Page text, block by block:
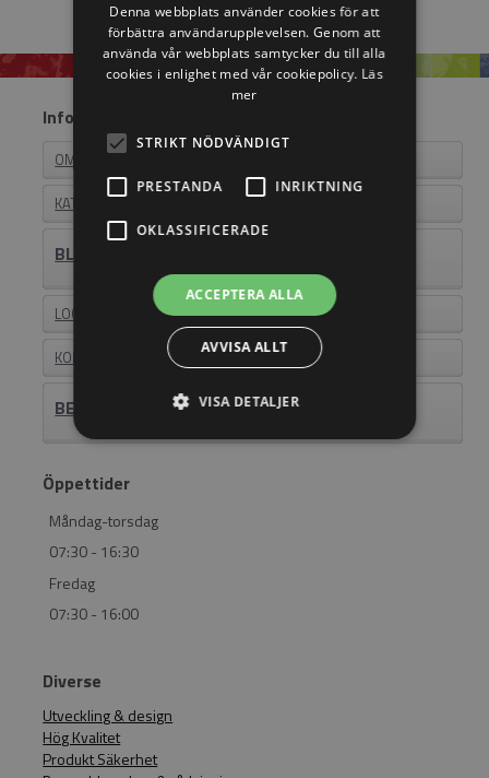
Information
OM EASYSTEEL
KATALOGER
BLI ÅTERFÖRSÄLJARE
LOGIN
KONTAKT
BEHÖVER DU HJÄLP? RING 011-18 23 23
Öppettider
Måndag-torsdag
07:30 - 16:30
Fredag
07:30 - 16:00
Diverse
Utveckling & design
Hög Kvalitet
Produkt Säkerhet
Denna webbplats använder cookies för att
förbättra användarupplevelsen. Genom att
använda vår webbplats samtycker du till alla
cookies i enlighet med vår cookiepolicy. Läs
mer
STRIKT NÖDVÄNDIGT
PRESTANDA INRIKTNING
OKLASSIFICERADE
ACCEPTERA ALLA
AVVISA ALLT
VISA DETALJER